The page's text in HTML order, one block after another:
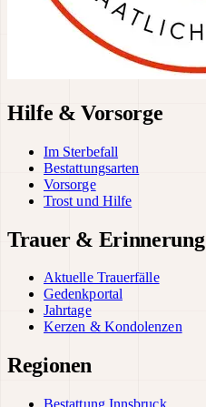
Hilfe & Vorsorge
Im Sterbefall
Bestattungsarten
Vorsorge
Trost und Hilfe
Trauer & Erinnerung
Aktuelle Trauerfälle
Gedenkportal
Jahrtage
Kerzen & Kondolenzen
Regionen